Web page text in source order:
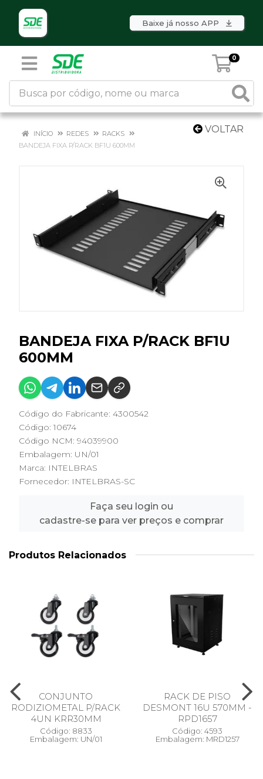
Baixe já nosso APP
0
VOLTAR
INÍCIO REDES
RACKS
BANDEJA FIXA P/RACK BF1U 600MM
BANDEJA FIXA P/RACK BF1U
600MM
Código do Fabricante: 4300542
Código: 10674
Código NCM: 94039900
Embalagem: UN/01
Marca: INTELBRAS
Fornecedor: INTELBRAS-SC
Faça seu login ou
cadastre-se para ver preços e comprar
Produtos Relacionados
CONJUNTO
RODIZIOMETAL P/RACK
4UN KRR30MM
Código: 8833
Embalagem: UN/01
RACK DE PISO
DESMONT 16U 570MM -
RPD1657
Código: 4593
Embalagem: MRD1257